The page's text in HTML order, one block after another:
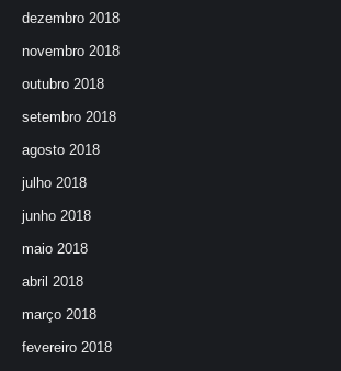
dezembro 2018
novembro 2018
outubro 2018
setembro 2018
agosto 2018
julho 2018
junho 2018
maio 2018
abril 2018
março 2018
fevereiro 2018